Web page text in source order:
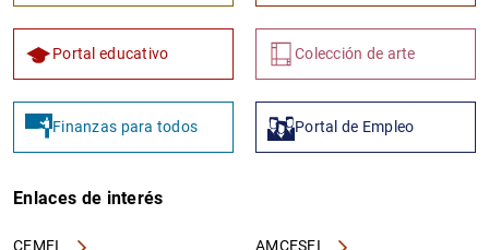
Portal educativo Colección de arte
Finanzas para todos Portal de Empleo
Enlaces de interés
CEMFI AMCESFI